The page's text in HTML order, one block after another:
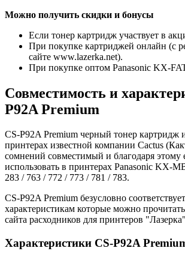
Можно получить скидки и бонусы
Если тонер картридж участвует в
При покупке картриджей онлайн (с
сайте www.lazerka.net).
При покупке оптом Panasonic KX-
Совместимость и
P92A Premium
CS-P92A Premium черный тонер картридж
принтерах известной компании Cactus
сомнений совместимый и благодаря этому
использовать в принтерах Panasonic KX-
283 / 763 / 772 / 773 / 781 / 783.
CS-P92A Premium безусловно
характеристикам которые можно
сайта расходников для принтеров
Характеристики CS-P92A